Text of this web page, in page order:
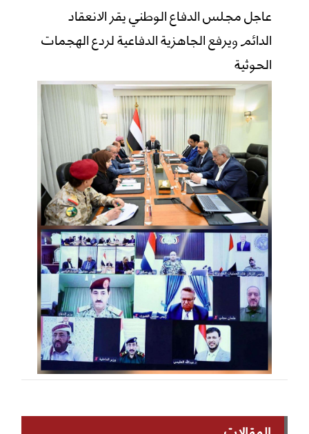
عاجل مجلس الدفاع الوطني يقر الانعقاد
الدائم ويرفع الجاهزية الدفاعية لردع الهجمات
الحوثية